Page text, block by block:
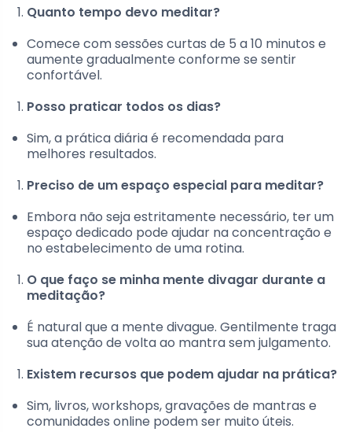
Quanto tempo devo meditar?
Comece com sessões curtas de 5 a 10 minutos e
aumente gradualmente conforme se sentir
confortável.
Posso praticar todos os dias?
Sim, a prática diária é recomendada para
melhores resultados.
Preciso de um espaço especial para meditar?
Embora não seja estritamente necessário, ter um
espaço dedicado pode ajudar na concentração e
no estabelecimento de uma rotina.
O que faço se minha mente divagar durante a
meditação?
É natural que a mente divague. Gentilmente traga
sua atenção de volta ao mantra sem julgamento.
Existem recursos que podem ajudar na prática?
Sim, livros, workshops, gravações de mantras e
comunidades online podem ser muito úteis.